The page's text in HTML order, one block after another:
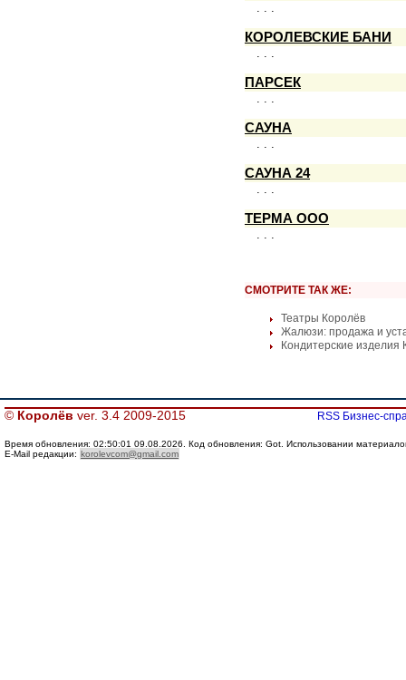
. . .
КОРОЛЕВСКИЕ БАНИ
. . .
ПАРСЕК
. . .
САУНА
. . .
САУНА 24
. . .
ТЕРМА ООО
. . .
СМОТРИТЕ ТАК ЖЕ:
Театры Королёв
Жалюзи: продажа и
Кондитерские изделия
© Королёв ver. 3.4 2009-2015 RSS Бизнес-
Время обновления: 02:50:01 09.08.2026. Код обновления: Got. Использовании
E-Mail редакции: korolevcom@gmail.com